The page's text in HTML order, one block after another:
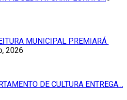
MUNICIPAL PREMIARÁ
2026
DE CULTURA ENTREGA…